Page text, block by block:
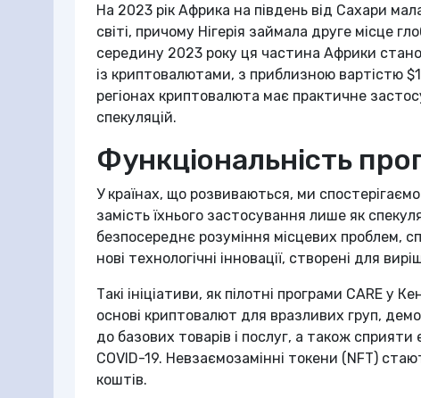
На 2023 рік Африка на південь від Сахари
світі, причому Нігерія займала друге місце
середину 2023 року ця частина Африки
із криптовалютами, з приблизною вартістю
регіонах криптовалюта має практичне
спекуляцій.
Функціональність
У країнах, що розвиваються, ми
замість їхнього застосування лише як
безпосереднє розуміння місцевих проблем,
нові технологічні інновації, створені для
Такі ініціативи, як пілотні програми CARE у
основі криптовалют для вразливих груп,
до базових товарів і послуг, а також
COVID-19. Невзаємозамінні токени (NFT)
коштів.